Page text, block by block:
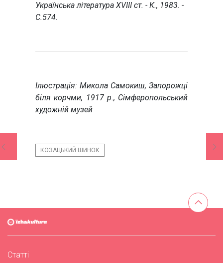
Українська література XVIII ст. - К., 1983. -
С.574.
Ілюстрація: Микола Самокиш, Запорожці
біля корчми, 1917 р., Сімферопольський
художній музей
КОЗАЦЬКИЙ ШИНОК
Статті